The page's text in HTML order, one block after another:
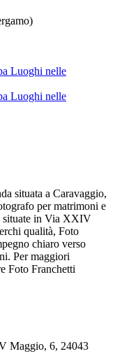
Luoghi nelle
Luoghi nelle
situata a Caravaggio,
per matrimoni e
situate in Via XXIV
qualità, Foto
chiaro verso
Per maggiori
Foto Franchetti
Maggio, 6, 24043